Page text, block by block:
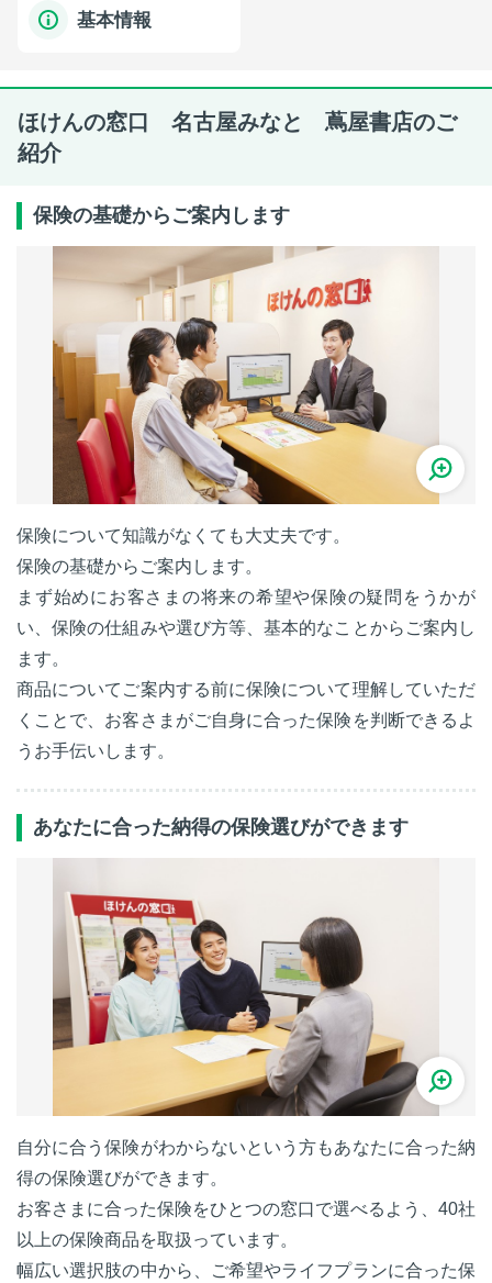
基本情報
ほけんの窓口 名古屋みなと 蔦屋書店のご
紹介
保険の基礎からご案内します
保険について知識がなくても大丈夫です。
保険の基礎からご案内します。
まず始めにお客さまの将来の希望や保険の疑問をうかが
い、保険の仕組みや選び方等、基本的なことからご案内し
ます。
商品についてご案内する前に保険について理解していただ
くことで、お客さまがご自身に合った保険を判断できるよ
うお手伝いします。
あなたに合った納得の保険選びができます
自分に合う保険がわからないという方もあなたに合った納
得の保険選びができます。
お客さまに合った保険をひとつの窓口で選べるよう、40社
以上の保険商品を取扱っています。
幅広い選択肢の中から、ご希望やライフプランに合った保